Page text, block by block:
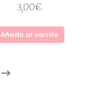
3,00€
Añadir al carrito